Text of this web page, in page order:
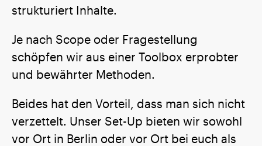
strukturiert Inhalte.
Je nach Scope oder Fragestellung
schöpfen wir aus einer Toolbox erprobter
und bewährter Methoden.
Beides hat den Vorteil, dass man sich nicht
verzettelt. Unser Set-Up bieten wir sowohl
vor Ort in Berlin oder vor Ort bei euch als